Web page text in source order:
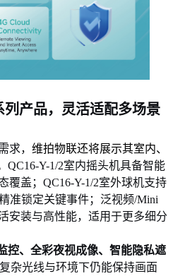
产品，灵活适配多场景
求， 维拍物联还将展示其室内、
QC16-Y-1/2室内摇头机具备智能
覆盖；QC16-Y-1/2室外球机支持
准锁定关键事件；泛视频/Mini
安装与高性能，适用于更多细分
控、全彩夜视成像、智能隐私遮
杂光线与环境下仍能保持画面